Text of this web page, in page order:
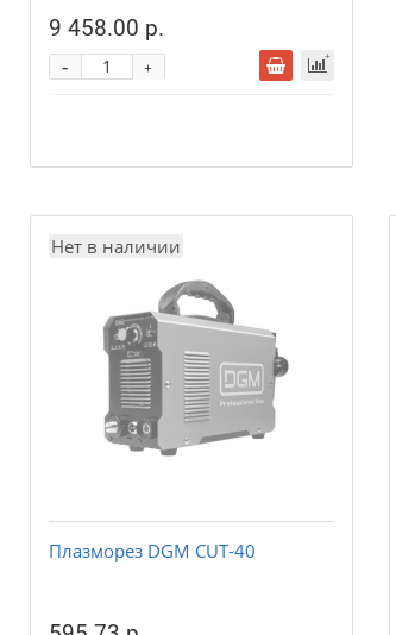
9 458.00 р.
+
-
Нет в наличии
Плазморез DGM CUT-40